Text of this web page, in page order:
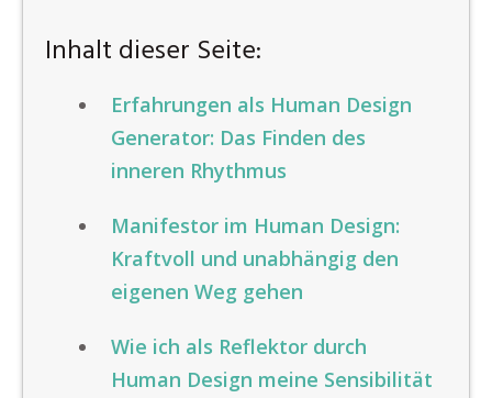
Inhalt dieser Seite:
Erfahrungen als Human Design
Generator: Das Finden des
inneren Rhythmus
Manifestor im Human Design:
Kraftvoll und unabhängig den
eigenen Weg gehen
Wie ich als Reflektor durch
Human Design meine Sensibilität